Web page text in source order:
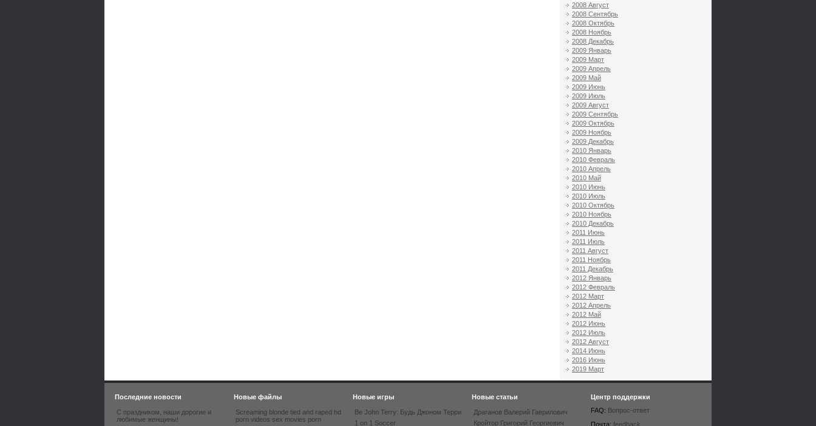
2008 Август
2008 Сентябрь
2008 Октябрь
2008 Ноябрь
2008 Декабрь
2009 Январь
2009 Март
2009 Апрель
2009 Май
2009 Июнь
2009 Июль
2009 Август
2009 Сентябрь
2009 Октябрь
2009 Ноябрь
2009 Декабрь
2010 Январь
2010 Февраль
2010 Апрель
2010 Май
2010 Июнь
2010 Июль
2010 Октябрь
2010 Ноябрь
2010 Декабрь
2011 Июнь
2011 Июль
2011 Август
2011 Ноябрь
2011 Декабрь
2012 Январь
2012 Февраль
2012 Март
2012 Апрель
2012 Май
2012 Июнь
2012 Июль
2012 Август
2014 Июнь
2016 Июнь
2019 Март
Последние новости
С праздником, наши дорогие и
любимые женщины!
Новые файлы
Screaming blonde tied and raped hd
porn videos sex movies porn
Новые игры
Be John Terry: Будь Джоном Терри
1 on 1 Soccer
Новые статьи
Драганов Валерий Гаврилович
Кройтор Григорий Георгиевич
Центр поддержки
FAQ: Вопрос-ответ
Почта: feedback